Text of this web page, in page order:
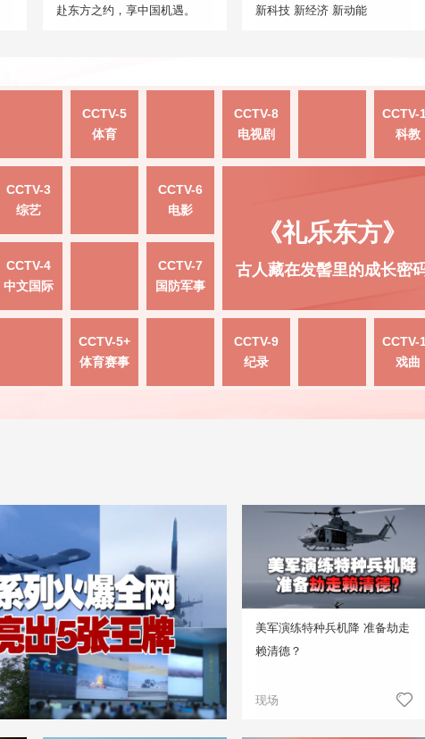
赴东方之约，享中国机遇。
新科技 新经济 新动能
CCTV-5
体育
CCTV-8
电视剧
CCTV-
科教
CCTV-3
综艺
CCTV-6
电影
《礼乐东方》
古人藏在发髻里的成长密
CCTV-4
中文国际
CCTV-7
国防军事
CCTV-5+
体育赛事
CCTV-9
纪录
CCTV-
戏曲
美军演练特种兵机降 准备劫走
赖清德？
现场